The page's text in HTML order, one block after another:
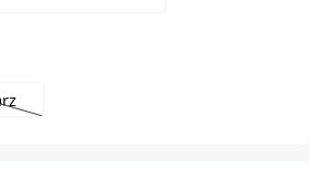
disponible en este momento.)
opción no está disponible en este